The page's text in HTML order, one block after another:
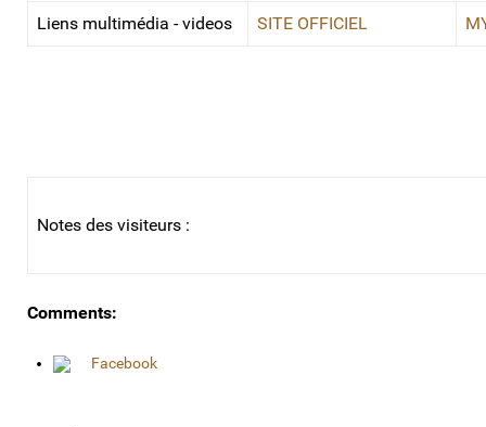
Liens multimédia - videos SITE OFFICIEL
Notes des visiteurs :
Comments:
Facebook